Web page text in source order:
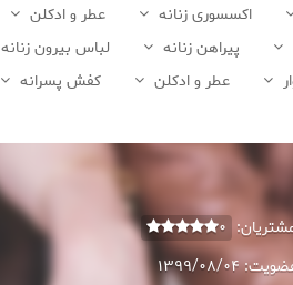
اکسسوری زنانه عطر و ادکلن
پیراهن زنانه لباس بیرون زنانه
عطر و ادکلن کفش پسرانه
0
عضویت:1399/08/04